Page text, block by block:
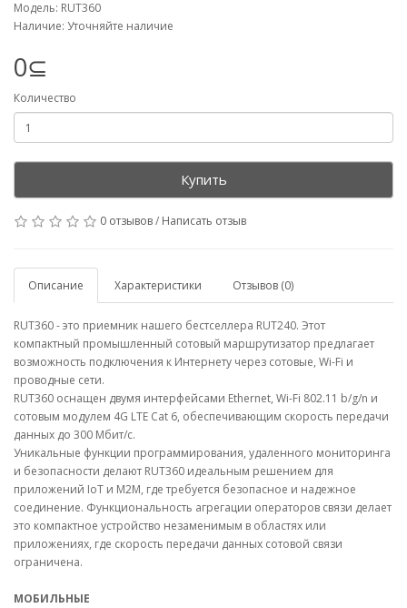
Модель: RUT360
Наличие: Уточняйте наличие
0⊆
Количество
Купить
0 отзывов/ Написать отзыв
Описание Характеристики Отзывов (0)
RUT360 - это приемник нашего бестселлера RUT240. Этот
компактный промышленный сотовый маршрутизатор предлагает
возможность подключения к Интернету через сотовые, Wi-Fi и
проводные сети.
RUT360 оснащен двумя интерфейсами Ethernet, Wi-Fi 802.11 b/g/n и
сотовым модулем 4G LTE Cat 6, обеспечивающим скорость передачи
данных до 300 Мбит/с.
Уникальные функции программирования, удаленного мониторинга
и безопасности делают RUT360 идеальным решением для
приложений IoT и M2M, где требуется безопасное и надежное
соединение. Функциональность агрегации операторов связи делает
это компактное устройство незаменимым в областях или
приложениях, где скорость передачи данных сотовой связи
ограничена.
МОБИЛЬНЫЕ